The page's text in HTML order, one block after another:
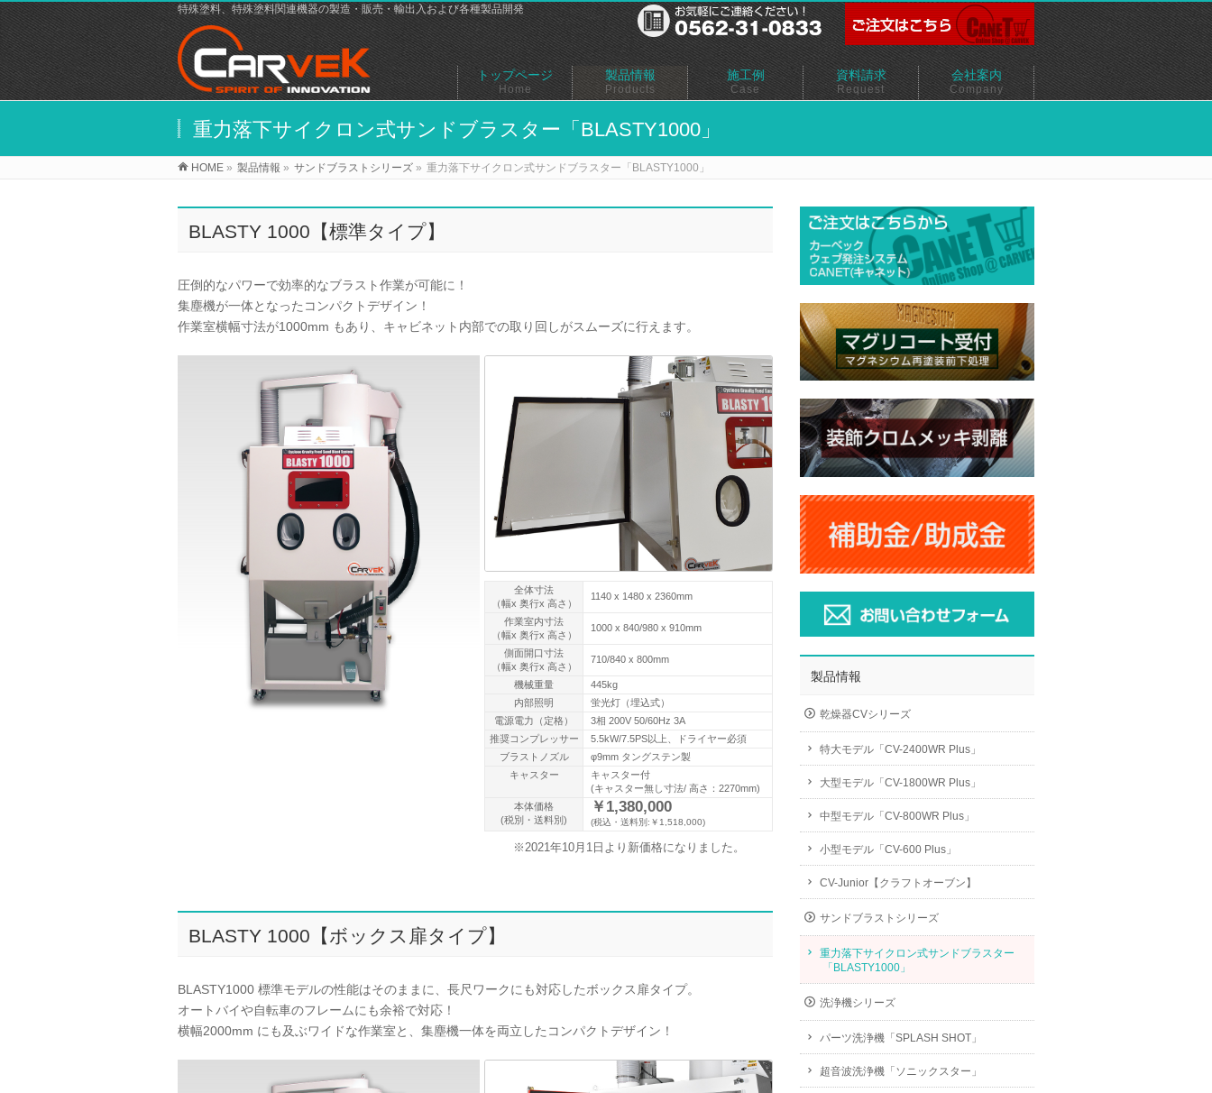
特殊塗料、特殊塗料関連機器の製造・販売・輸出入および各種製品開発
トップページ
Home
製品情報
Products
施工例
Case
資料請求
Request
会社案内
Company
重力落下サイクロン式サンドブラスター「BLASTY1000」
HOME » 製品情報 » サンドブラストシリーズ » 重力落下サイクロン式サンドブラスター「BLASTY1000」
BLASTY 1000【標準タイプ】
圧倒的なパワーで効率的なブラスト作業が可能に！
集塵機が一体となったコンパクトデザイン！
作業室横幅寸法が1000mm もあり、キャビネット内部での取り回しがスムーズに行えます。
全体寸法
（幅x 奥行x 高さ）
1140 x 1480 x 2360mm
作業室内寸法
（幅x 奥行x 高さ）
1000 x 840/980 x 910mm
側面開口寸法
（幅x 奥行x 高さ）
710/840 x 800mm
機械重量
445kg
内部照明
蛍光灯（埋込式）
電源電力（定格）
3相 200V 50/60Hz 3A
推奨コンプレッサー
5.5kW/7.5PS以上、ドライヤー必須
ブラストノズル
φ9mm タングステン製
キャスター
キャスター付
(キャスター無し寸法/ 高さ：2270mm)
本体価格
(税別・送料別)
￥1,380,000
(税込・送料別:￥1,518,000)
※2021年10月1日より新価格になりました。
BLASTY 1000【ボックス扉タイプ】
BLASTY1000 標準モデルの性能はそのままに、長尺ワークにも対応したボックス扉タイプ。
オートバイや自転車のフレームにも余裕で対応！
横幅2000mm にも及ぶワイドな作業室と、集塵機一体を両立したコンパクトデザイン！
製品情報
乾燥器CVシリーズ
特大モデル「CV-2400WR Plus」
大型モデル「CV-1800WR Plus」
中型モデル「CV-800WR Plus」
小型モデル「CV-600 Plus」
CV-Junior【クラフトオーブン】
サンドブラストシリーズ
重力落下サイクロン式サンドブラスター
「BLASTY1000」
洗浄機シリーズ
パーツ洗浄機「SPLASH SHOT」
超音波洗浄機「ソニックスター」